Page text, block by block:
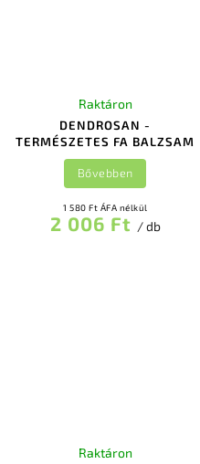
DENDROSAN -
TERMÉSZETES FA BALZSAM
Raktáron
1 580 Ft ÁFA nélkül
2 006 Ft / db
Bővebben
Raktáron